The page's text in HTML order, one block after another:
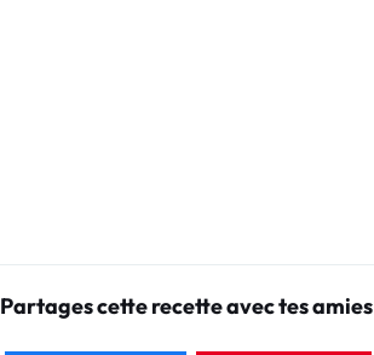
Partages cette recette avec tes amies